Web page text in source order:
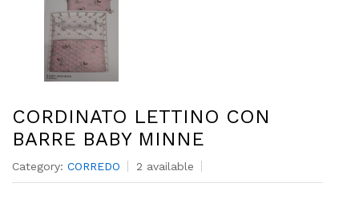
CORDINATO LETTINO CON
BARRE BABY MINNE
Category: CORREDO 2 available